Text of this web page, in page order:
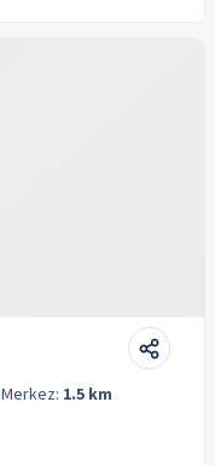
Merkez: 1.5 km